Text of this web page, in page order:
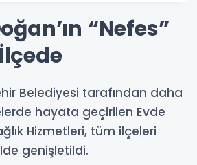
“Nefes”
Belediyesi tarafından daha
hayata geçirilen Evde
Hizmetleri, tüm ilçeleri
genişletildi.